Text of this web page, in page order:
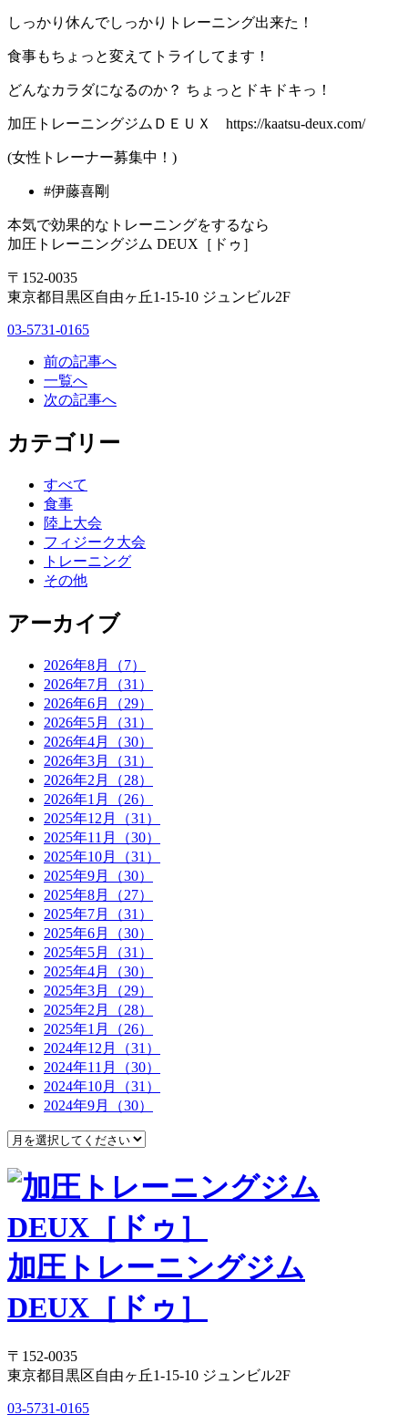
しっかり休んでしっかりトレーニング出来た！
食事もちょっと変えてトライしてます！
どんなカラダになるのか？ ちょっとドキドキっ！
加圧トレーニングジムＤＥＵＸ https://kaatsu-deux.com/
(女性トレーナー募集中！)
#伊藤喜剛
本気で効果的なトレーニングをするなら
加圧トレーニングジム DEUX［ドゥ］
〒152-0035
東京都目黒区自由ヶ丘1-15-10 ジュンビル2F
03-5731-0165
前の記事へ
一覧へ
次の記事へ
カテゴリー
すべて
食事
陸上大会
フィジーク大会
トレーニング
その他
アーカイブ
2026年8月（7）
2026年7月（31）
2026年6月（29）
2026年5月（31）
2026年4月（30）
2026年3月（31）
2026年2月（28）
2026年1月（26）
2025年12月（31）
2025年11月（30）
2025年10月（31）
2025年9月（30）
2025年8月（27）
2025年7月（31）
2025年6月（30）
2025年5月（31）
2025年4月（30）
2025年3月（29）
2025年2月（28）
2025年1月（26）
2024年12月（31）
2024年11月（30）
2024年10月（31）
2024年9月（30）
加圧トレーニングジム
DEUX［ドゥ］
〒152-0035
東京都目黒区自由ヶ丘1-15-10 ジュンビル2F
03-5731-0165